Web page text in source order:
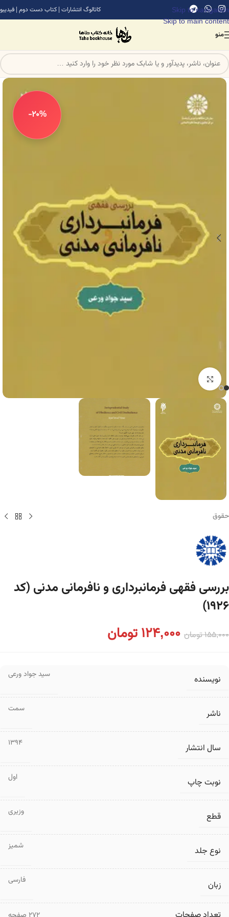
Skip to navigation
Skip to main content
کاتالوگ انتشارات | کتاب دست دوم | فیدیبو
منو
-20%
برای بزرگنمایی کلیک کنید
حقوق
بررسی فقهی فرمانبرداری و نافرمانی مدنی (کد
۱۹۲۶)
155,000تومان 124,000تومان
نویسنده سید جواد ورعی
ناشر سمت
سال انتشار 1394
نوبت چاپ اول
قطع وزیری
نوع جلد شمیز
زبان فارسی